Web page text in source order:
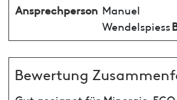
Ansprechperson Manuel
Wendelspiess
Bewertung